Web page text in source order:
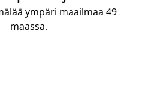
ympäri maailmaa 49
maassa.